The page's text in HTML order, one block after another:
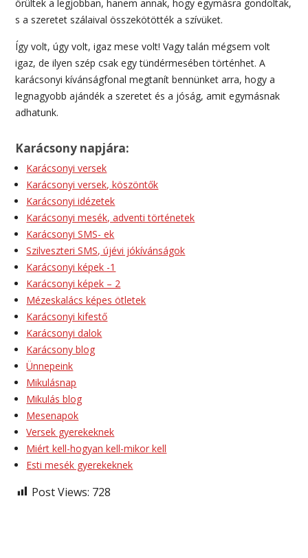
örültek a legjobban, hanem annak, hogy egymásra gondoltak,
s a szeretet szálaival összekötötték a szívüket.
Így volt, úgy volt, igaz mese volt! Vagy talán mégsem volt
igaz, de ilyen szép csak egy tündérmesében történhet. A
karácsonyi kívánságfonal megtanít bennünket arra, hogy a
legnagyobb ajándék a szeretet és a jóság, amit egymásnak
adhatunk.
Karácsony napjára:
Karácsonyi versek
Karácsonyi versek, köszöntők
Karácsonyi idézetek
Karácsonyi mesék, adventi történetek
Karácsonyi SMS- ek
Szilveszteri SMS, újévi jókívánságok
Karácsonyi képek -1
Karácsonyi képek – 2
Mézeskalács képes ötletek
Karácsonyi kifestő
Karácsonyi dalok
Karácsony blog
Ünnepeink
Mikulásnap
Mikulás blog
Mesenapok
Versek gyerekeknek
Miért kell-hogyan kell-mikor kell
Esti mesék gyerekeknek
Post Views: 728